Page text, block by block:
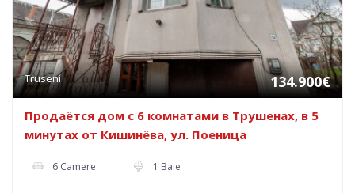
Truseni 134.900€
Продаётся дом с 6 комнатами в Трушенах, в 5
минутах от Кишинёва, ул. Поеница
6 Camere 1 Baie